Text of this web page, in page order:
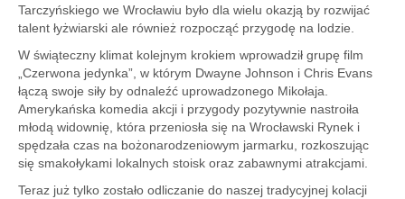
Tarczyńskiego we Wrocławiu było dla wielu okazją by rozwijać
talent łyżwiarski ale również rozpocząć przygodę na lodzie.
W świąteczny klimat kolejnym krokiem wprowadził grupę film
„Czerwona jedynka”, w którym Dwayne Johnson i Chris Evans
łączą swoje siły by odnaleźć uprowadzonego Mikołaja.
Amerykańska komedia akcji i przygody pozytywnie nastroiła
młodą widownię, która przeniosła się na Wrocławski Rynek i
spędzała czas na bożonarodzeniowym jarmarku, rozkoszując
się smakołykami lokalnych stoisk oraz zabawnymi atrakcjami.
Teraz już tylko zostało odliczanie do naszej tradycyjnej kolacji